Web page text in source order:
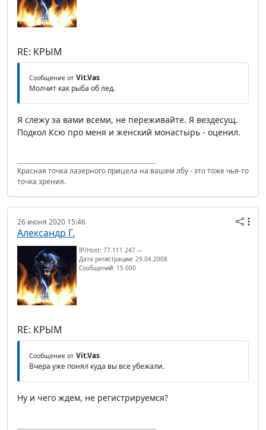
RE: КРЫМ
Сообщение от Vit.Vas
Молчит как рыба об лед.
Я слежу за вами всеми, не переживайте. Я вездесущ.
Подкол Ксю про меня и женский монастырь - оценил.
Красная точка лазерного прицела на вашем лбу - это тоже чья-то
точка зрения.
26 июня 2020 15:46
Александр Г.
IP/Host: 77.111.247.---
Дата регистрации: 29.04.2008
Сообщений: 15 000
RE: КРЫМ
Сообщение от Vit.Vas
Вчера уже понял куда вы все убежали.
Ну и чего ждем, не регистрируемся?